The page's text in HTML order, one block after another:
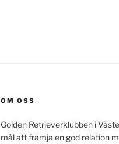
OM OSS
Golden Retrieverklubben i
mål att främja en god relation